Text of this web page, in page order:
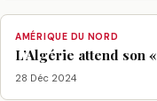
AMÉRIQUE DU NORD
L’Algérie attend son
28 Déc 2024